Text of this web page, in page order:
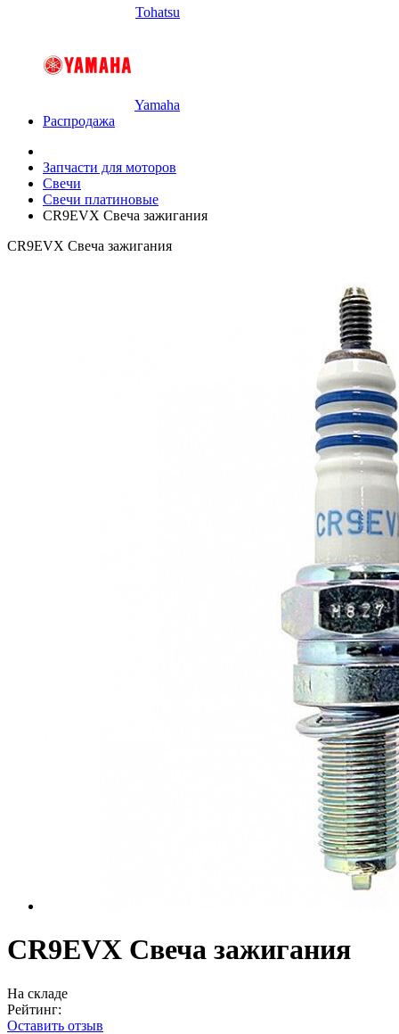
Tohatsu
Yamaha
Распродажа
Запчасти для моторов
Свечи
Свечи платиновые
CR9EVX Свеча зажигания
CR9EVX Свеча зажигания
CR9EVX Свеча зажигания
На складе
Рейтинг:
Оставить отзыв